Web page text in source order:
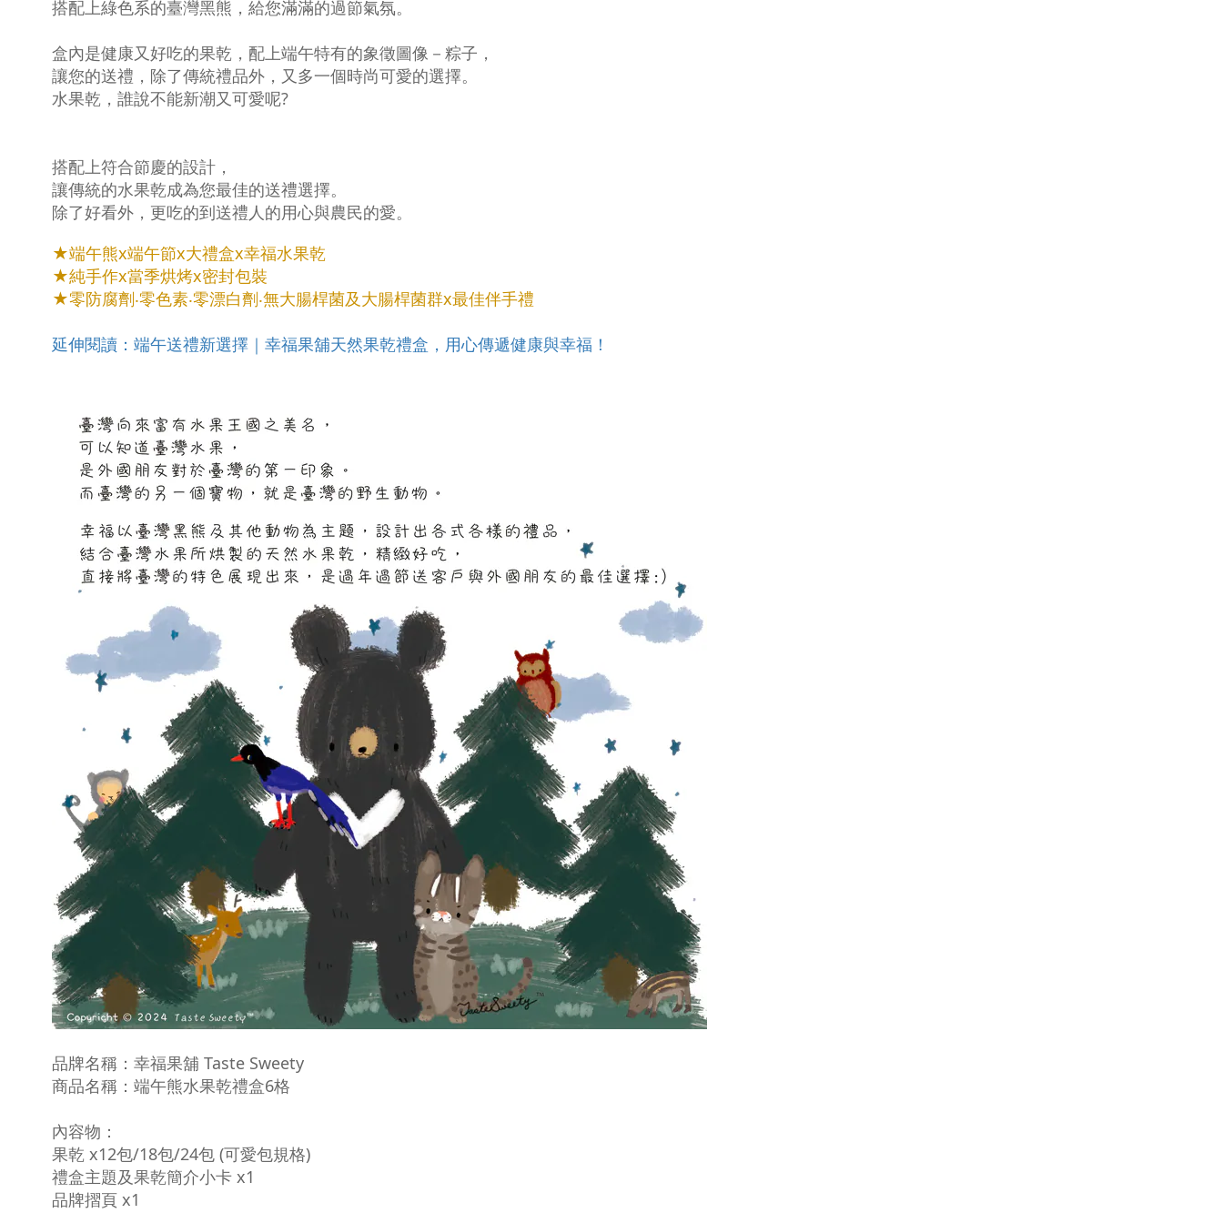
搭配上綠色系的臺灣黑熊 ，給您滿滿的過節氣氛。
盒內是健康又好吃的果乾，配上端午特有的象徵圖像－粽子，
讓您的送禮，除了傳統禮品外，又多一個時尚可愛的選擇。
水果乾，誰說不能新潮又可愛呢?
搭配上符合節慶的設計，
讓傳統的水果乾成為您最佳的送禮選擇。
除了好看外，更吃的到送禮人的用心與農民的愛。
★端午熊x端午節x大禮盒x幸福水果乾
★純手作x當季烘烤x密封包裝
★零防腐劑‧零色素‧零漂白劑‧無大腸桿菌及大腸桿菌群x最佳伴手禮
延伸閱讀：端午送禮新選擇｜幸福果舖天然果乾禮盒，用心傳遞健康與幸福！
品牌名稱： 幸福果舖 Taste Sweety
商品名稱：端午熊水果乾禮盒6格
內容物：
果乾 x12包/18包/24包 (可愛包規格)
禮盒主題及果乾簡介小卡 x1
品牌摺頁 x1